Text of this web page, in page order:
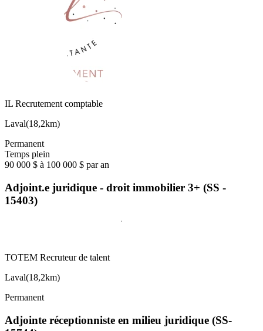
IL Recrutement comptable
Laval(18,2km)
Permanent
Temps plein
90 000 $ à 100 000 $ par an
Adjoint.e juridique - droit immobilier 3+ (SS -
15403)
TOTEM Recruteur de talent
Laval(18,2km)
Permanent
Adjointe réceptionniste en milieu juridique (SS-